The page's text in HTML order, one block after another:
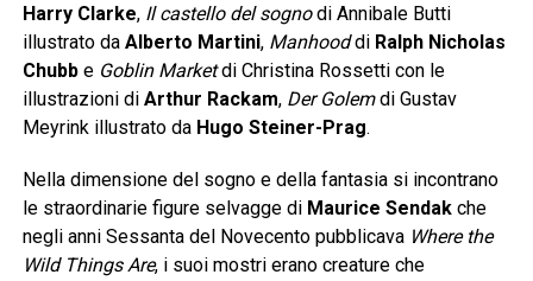
Harry Clarke, Il castello del sognodi Annibale Butti
illustrato da Alberto Martini, Manhooddi Ralph Nicholas
Chubbe Goblin Marketdi Christina Rossetti con le
illustrazioni di Arthur Rackam, Der Golemdi Gustav
Meyrink illustrato da Hugo Steiner-Prag.
Nella dimensione del sogno e della fantasia si incontrano
le straordinarie figure selvagge di Maurice Sendakche
negli anni Sessanta del Novecento pubblicava Where the
Wild Things Are, i suoi mostri erano creature che